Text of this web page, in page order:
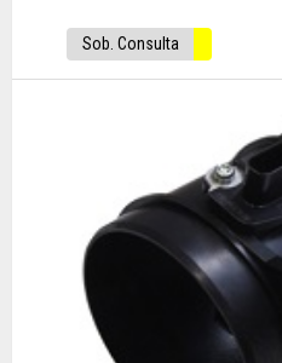
Sob. Consulta